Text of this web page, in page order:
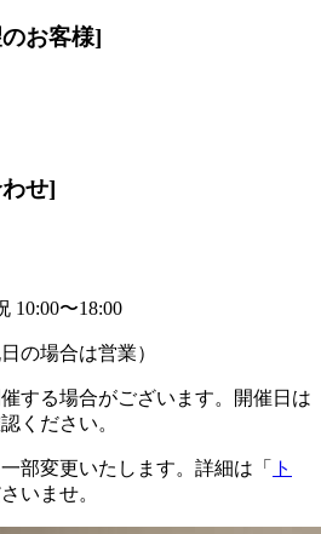
お客様]
せ]
10:00〜18:00
の場合は営業）
する場合がございます。開催日は
ください。
部変更いたします。詳細は「
ト
いませ。